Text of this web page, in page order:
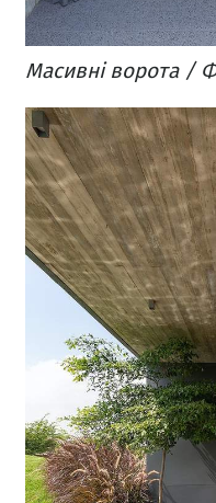
Масивні ворота /